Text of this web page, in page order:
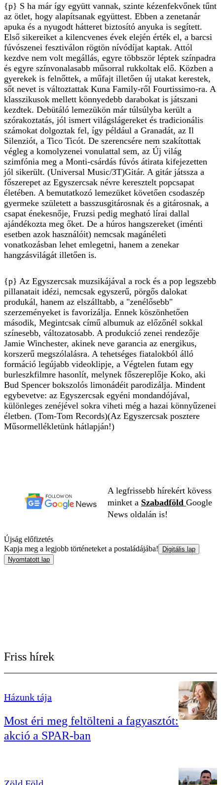
{p} S ha már így együtt vannak, szinte kézenfekvőnek tűnt
az ötlet, hogy alapítsanak együttest. Ebben a zenetanár
apuka és a nyugodt hátteret biztosító anyuka is segített.
Első sikereiket a kilencvenes évek elején érték el, a barcsi
fúvószenei fesztiválon rögtön nívódíjat kaptak. Attól
kezdve nem volt megállás, egyre többször léptek színpadra
és egyre színvonalasabb műsorral rukkoltak elő. Közben a
gyerekek is felnőttek, a műfajt illetően új utakat kerestek,
sőt nevet is változtattak Kuna Family-ről Fourtissimo-ra. A
klasszikusok mellett könnyedebb darabokat is játszani
kezdtek. Debütáló lemezükön már túlsúlyba került a
szórakoztatás, jól ismert világslágereket és tradicionális
számokat dolgoztak fel, így például a Granadát, az Il
Silenziót, a Tico Ticót. De szerencsére nem szakítottak
végleg a komolyzenei vonulattal sem, az Új világ
szimfónia meg a Monti-csárdás fúvós átirata kifejezetten
jól sikerült. (Universal Music/3T)Gitár. A gitár játssza a
főszerepet az Egyszercsak névre keresztelt popcsapat
életében. A bemutatkozó lemezüket követően csodaszép
gyermeke született a basszusgitárosnak és a gitárosnak, a
csapat énekesnője, Fruzsi pedig megható lírai dallal
ajándékozta meg őket. De a húros hangszereket (iménti
esetben azok használóit) nemcsak magánéleti
vonatkozásban lehet emlegetni, hanem a zenekar
hangzásvilágát illetően is.
{p} Az Egyszercsak muzsikájával a rock és a pop legszebb
pillanatait idézi, nemcsak egyszerű, pörgős dalokat
produkál, hanem az elszálltabb, a "zenélősebb"
szerzeményeket is favorizálja. Ennek köszönhetően
második, Megintcsak című albumuk az előzőnél sokkal
színesebb, változatosabb. A produkció zenei rendezője
Jamie Winchester, akinek neve garancia az energikus,
korszerű megszólalásra. A tehetséges fiatalokból álló
formáció legújabb videoklipje, a Végtelen futam egy
burleszkfilmre hasonlít, melynek főszereplője Koko, aki
Bud Spencer bokszolós limonádéit parodizálja. Mindent
egybevetve: az Egyszercsak egyéni mondandójával,
különleges zenéjével sokra viheti még a hazai könnyűzenei
életben. (Tom-Tom Records)(Az Egyszercsak posztere
Műsormellékletünk hátlapján!)
A legfrissebb hírekért kövess
minket a Szabadföld Google
News oldalán is!
Újság előfizetés
Kapja meg a legjobb történeteket a postaládájába!
Digitális lap
Nyomtatott lap
Friss hírek
Házunk tája
Most éri meg feltölteni a fagyasztót:
akció a SPAR-ban